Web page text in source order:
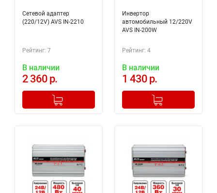
Сетевой адаптер
(220/12V) AVS IN-2210
Рейтинг: 7
В наличии
2 360 р.
+
Добавлено в корзину
Инвертор
автомобильный 12/220V
AVS IN-200W
Рейтинг: 4
В наличии
1 430 р.
+
Добавлено в корзину